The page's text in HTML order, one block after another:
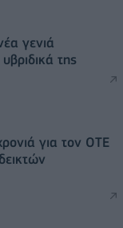
γενιά
της
για τον ΟΤΕ